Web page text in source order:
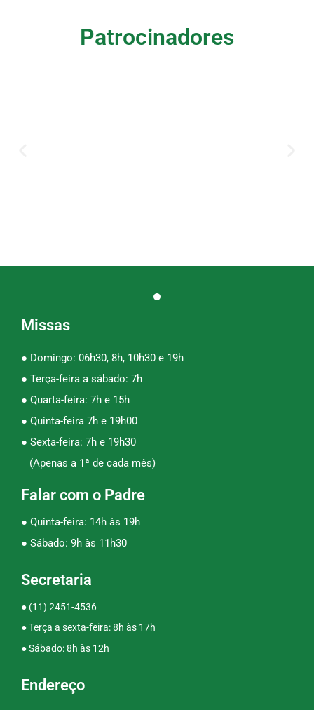
Patrocinadores
Missas
● Domingo: 06h30, 8h, 10h30 e 19h
● Terça-feira a sábado: 7h
● Quarta-feira: 7h e 15h
● Quinta-feira 7h e 19h00
● Sexta-feira: 7h e 19h30
(Apenas a 1ª de cada mês)
Falar com o Padre
● Quinta-feira: 14h às 19h
● Sábado: 9h às 11h30
Secretaria
● (11) 2451-4536
● Terça a sexta-feira: 8h às 17h
● Sábado: 8h às 12h
Endereço